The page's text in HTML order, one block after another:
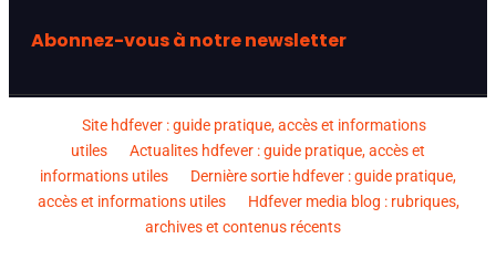
Abonnez-vous à notre newsletter
Site hdfever : guide pratique, accès et informations
utiles
Actualites hdfever : guide pratique, accès et
informations utiles
Dernière sortie hdfever : guide pratique,
accès et informations utiles
Hdfever media blog : rubriques,
archives et contenus récents